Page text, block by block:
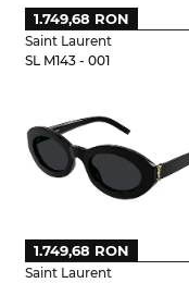
Saint Laurent
SL M143 - 001
1.749,68 RON
Saint Laurent
1.749,68 RON